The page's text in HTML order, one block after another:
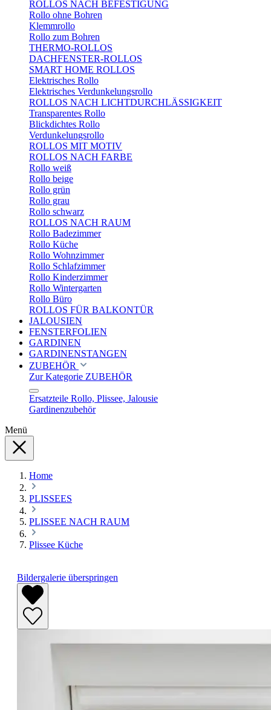
ROLLOS NACH BEFESTIGUNG
Rollo ohne Bohren
Klemmrollo
Rollo zum Bohren
THERMO-ROLLOS
DACHFENSTER-ROLLOS
SMART HOME ROLLOS
Elektrisches Rollo
Elektrisches Verdunkelungsrollo
ROLLOS NACH LICHTDURCHLÄSSIGKEIT
Transparentes Rollo
Blickdichtes Rollo
Verdunkelungsrollo
ROLLOS MIT MOTIV
ROLLOS NACH FARBE
Rollo weiß
Rollo beige
Rollo grün
Rollo grau
Rollo schwarz
ROLLOS NACH RAUM
Rollo Badezimmer
Rollo Küche
Rollo Wohnzimmer
Rollo Schlafzimmer
Rollo Kinderzimmer
Rollo Wintergarten
Rollo Büro
ROLLOS FÜR BALKONTÜR
JALOUSIEN
FENSTERFOLIEN
GARDINEN
GARDINENSTANGEN
ZUBEHÖR
Zur Kategorie ZUBEHÖR
Ersatzteile Rollo, Plissee, Jalousie
Gardinenzubehör
Menü
Home
PLISSEES
PLISSEE NACH RAUM
Plissee Küche
Bildergalerie überspringen